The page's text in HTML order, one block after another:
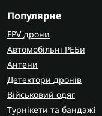
Популярне
FPV дрони
Автомобільні РЕБи
Антени
Детектори дронів
Військовий одяг
Турнікети та бандажі